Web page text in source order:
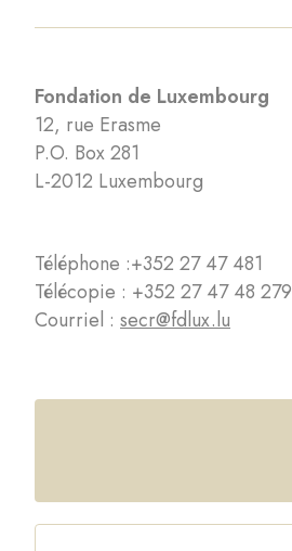
Fondation de Luxembourg
12, rue Erasme
P.O. Box 281
L-2012 Luxembourg
Téléphone :+352 27 47 481
Télécopie : +352 27 47 48 279
Courriel : secr@fdlux.lu